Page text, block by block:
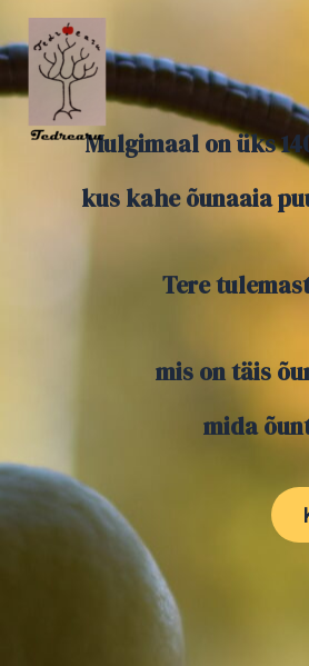
Mulgimaal on üks
kus kahe õunaaia
Tere
mis on täis
mida